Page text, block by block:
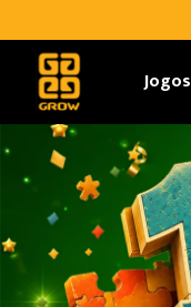
Jogos